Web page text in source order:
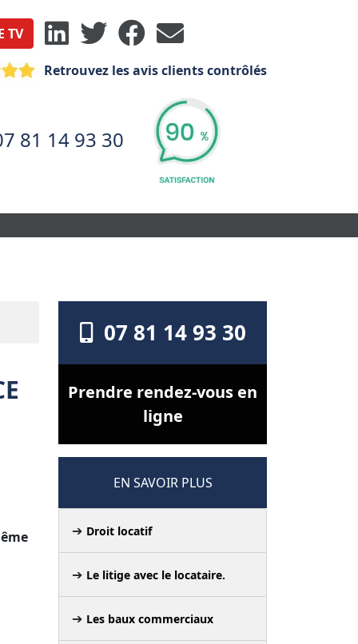
TV
Retrouvez les avis clients contrôlés
81 14 93 30
07 81 14 93 30
Prendre rendez-vous en
ligne
EN SAVOIR PLUS
Droit locatif
Le litige avec le locataire.
Les baux commerciaux